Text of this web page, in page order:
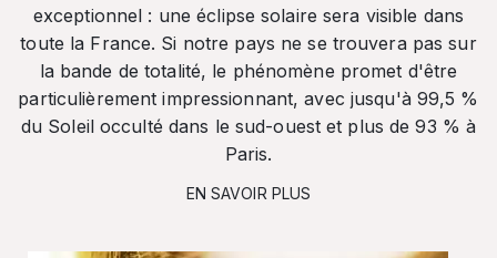
exceptionnel : une éclipse solaire sera visible dans
toute la France. Si notre pays ne se trouvera pas sur
la bande de totalité, le phénomène promet d'être
particulièrement impressionnant, avec jusqu'à 99,5 %
du Soleil occulté dans le sud-ouest et plus de 93 % à
Paris.
EN SAVOIR PLUS